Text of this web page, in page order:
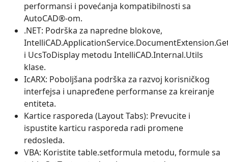
performansi i povećanja kompatibilnosti sa
AutoCAD®-om.
.NET: Podrška za napredne blokove,
i UcsToDisplay metodu IntelliCAD.Internal.Utils
klase.
IcARX: Poboljšana podrška za razvoj korisničkog
interfejsa i unapređene performanse za kreiranje
entiteta.
Kartice rasporeda (Layout Tabs): Prevucite i
ispustite karticu rasporeda radi promene
redosleda.
VBA: Koristite table.setformula metodu, formule sa